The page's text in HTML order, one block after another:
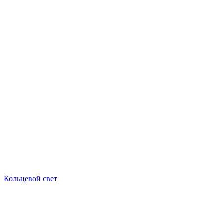
Кольцевой свет